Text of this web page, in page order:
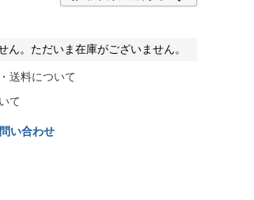
ん。ただいま在庫がございません。
送料について
て
い合わせ